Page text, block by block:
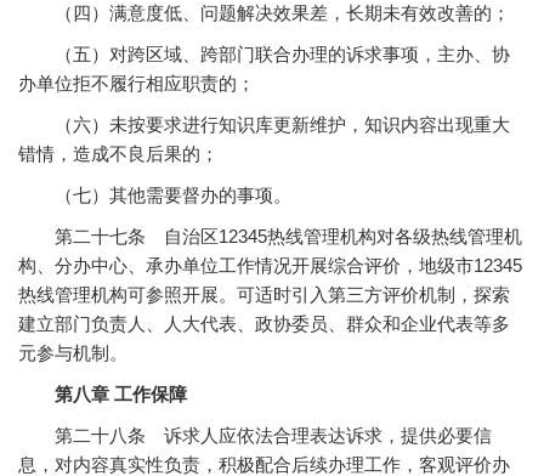
（四）满意度低、问题解决效果差，长期未有效改善的；
（五）对跨区域、跨部门联合办理的诉求事项，主办、协
办单位拒不履行相应职责的；
（六）未按要求进行知识库更新维护，知识内容出现重大
错情，造成不良后果的；
（七）其他需要督办的事项。
第二十七条 自治区12345热线管理机构对各级热线管理机
构、分办中心、承办单位工作情况开展综合评价，地级市12345
热线管理机构可参照开展。可适时引入第三方评价机制，探索
建立部门负责人、人大代表、政协委员、群众和企业代表等多
元参与机制。
第八章 工作保障
第二十八条 诉求人应依法合理表达诉求，提供必要信
息，对内容真实性负责，积极配合后续办理工作，客观评价办